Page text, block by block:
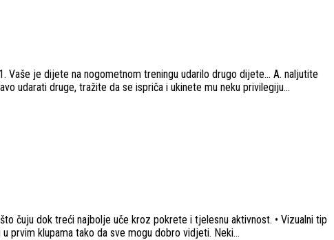
Vaše je dijete na nogometnom treningu udarilo drugo dijete… A. naljutite
udarati druge, tražite da se ispriča i ukinete mu neku privilegiju...
čuju dok treći najbolje uče kroz pokrete i tjelesnu aktivnost. • Vizualni tip
prvim klupama tako da sve mogu dobro vidjeti. Neki...